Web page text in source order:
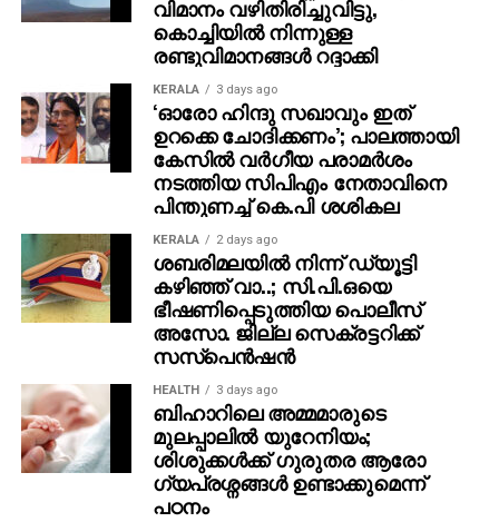
ഹോങ്കോങ് തുടങ്ങിയ രാജ്യങ്ങളിലെ ഷെല്‍
കമ്പനികളിലൂടെ കോടികളുടെ കള്ളപ്പണം
കൈമാറുകയും വെളുപ്പിക്കുകയും ചെയ്തതായും
റിപ്പോര്‍ട്ടുകള്‍ പറയുന്നു.
കഴിഞ്ഞ സെപ്റ്റംബറില്‍ എന്‍സിബി പവന്‍
ഠാക്കൂറിനെതിരെ ഇന്റര്‍പോളിന്റെ സില്‍വര്‍ നോട്ടീസ്
പുറപ്പെടുവിച്ചിരുന്നു. പ്രതിയുടെ സമ്പാദ്യങ്ങളും
സാമ്പത്തിക ഇടപാടുകളും കണ്ടെത്തി പിടിച്ചെടുക്കാന്‍
അധികാരം നല്‍കുന്ന നോട്ടീസിന് പിന്നാലെ, ഇഡിയും
681 കോടി രൂപയുടെ കള്ളപ്പണം വെളുപ്പിച്ചതിന് കേസ്
രജിസ്റ്റര്‍ ചെയ്തിരുന്നു.
ഒട്ടേറെ തവണ നോട്ടീസ് നല്‍കിയിട്ടും പവന്‍
ഹാജരാകാത്തതിനാല്‍ ഡല്‍ഹിയിലെ പട്യാല ഹൗസ്
കോടതി ജാമ്യമില്ലാ അറസ്റ്റ് വാറന്റും
പുറപ്പെടുവിച്ചിരുന്നു. ദുബായിലുണ്ടായ അറസ്റ്റോടെ
കേസില്‍ നിര്‍ണായക മുന്നേറ്റമാണ്
രേഖപ്പെടുത്തിയിരിക്കുന്നത്.
വിമാനം വഴിതിരിച്ചുവിട്ടു,
കൊച്ചിയിൽ നിന്നുള്ള
രണ്ടുവിമാനങ്ങൾ റദ്ദാക്കി
KERALA 3 days ago
‘ഓരോ ഹിന്ദു സഖാവും ഇത്
ഉറക്കെ ചോദിക്കണം’; പാലത്തായി
കേസിൽ വർഗീയ പരാമർശം
നടത്തിയ സിപിഎം നേതാവിനെ
പിന്തുണച്ച് കെ.പി ശശികല
KERALA 2 days ago
ശബരിമലയില്‍ നിന്ന് ഡ്യൂട്ടി
കഴിഞ്ഞ് വാ..; സി.പി.ഒയെ
ഭീഷണിപ്പെടുത്തിയ പൊലീസ്
അസോ. ജില്ല സെക്രട്ടറിക്ക്
സസ്‌പെന്‍ഷന്‍
HEALTH 3 days ago
ബിഹാറിലെ അമ്മമാരുടെ
മുലപ്പാലിൽ യുറേനിയം;
ശിശുക്കൾക്ക് ​ഗുരുതര ആരോ​
ഗ്യപ്രശ്നങ്ങൾ ഉണ്ടാക്കുമെന്ന്
പഠനം